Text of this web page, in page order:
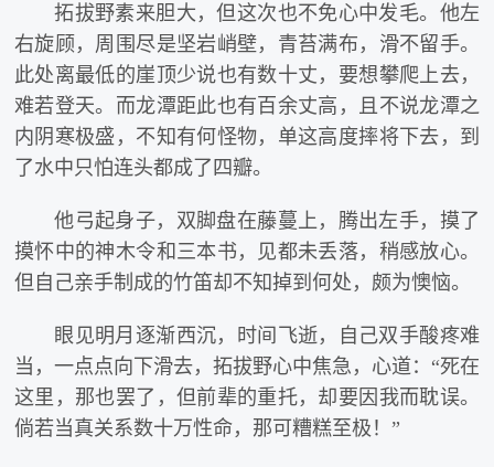
拓拔野素来胆大，但这次也不免心中发毛。他左
右旋顾，周围尽是坚岩峭壁，青苔满布，滑不留手。
此处离最低的崖顶少说也有数十丈，要想攀爬上去，
难若登天。而龙潭距此也有百余丈高，且不说龙潭之
内阴寒极盛，不知有何怪物，单这高度摔将下去，到
了水中只怕连头都成了四瓣。
他弓起身子，双脚盘在藤蔓上，腾出左手，摸了
摸怀中的神木令和三本书，见都未丢落，稍感放心。
但自己亲手制成的竹笛却不知掉到何处，颇为懊恼。
眼见明月逐渐西沉，时间飞逝，自己双手酸疼难
当，一点点向下滑去，拓拔野心中焦急，心道：“死在
这里，那也罢了，但前辈的重托，却要因我而耽误。
倘若当真关系数十万性命，那可糟糕至极！”